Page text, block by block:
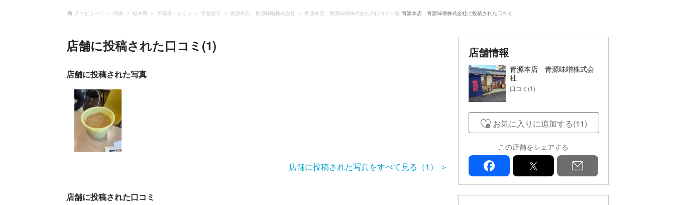
アソビュー！ 関東 栃木県 宇都宮・さくら 宇都宮市 青源本店 青源味噌株式会社 青源本店 青源味噌株式会社の口コミ一覧 青源本店 青源味噌株式会社に投稿された口コミ
店舗に投稿された口コミ(1)
店舗に投稿された写真
店舗に投稿された写真をすべて見る（1）
店舗に投稿された口コミ
店舗情報
青源本店 青源味噌株式会
社
口コミ(1)
お気に入りに追加する(11)
この店舗をシェアする
facebook